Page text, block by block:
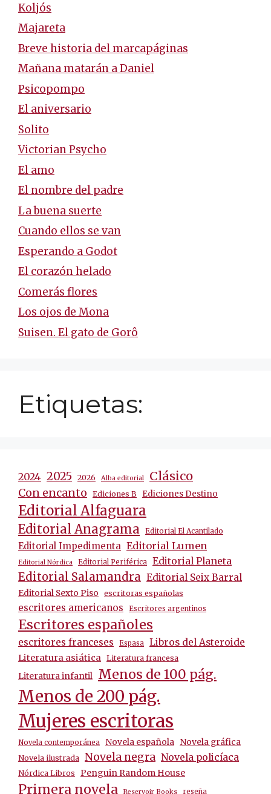
Koljós
Majareta
Breve historia del marcapáginas
Mañana matarán a Daniel
Psicopompo
El aniversario
Solito
Victorian Psycho
El amo
El nombre del padre
La buena suerte
Cuando ellos se van
Esperando a Godot
El corazón helado
Comerás flores
Los ojos de Mona
Suisen. El gato de Gorô
Etiquetas:
2024 2025 2026 Alba editorial Clásico
Con encanto Ediciones B Ediciones Destino
Editorial Alfaguara
Editorial Anagrama Editorial El Acantilado
Editorial Impedimenta Editorial Lumen
Editorial Nórdica Editorial Periférica Editorial Planeta
Editorial Salamandra Editorial Seix Barral
Editorial Sexto Piso escritoras españolas
escritores americanos Escritores argentinos
Escritores españoles
escritores franceses Espasa Libros del Asteroide
Literatura asiática Literatura francesa
Literatura infantil Menos de 100 pág.
Menos de 200 pág.
Mujeres escritoras
Novela contemporánea Novela española Novela gráfica
Novela ilustrada Novela negra Novela policíaca
Nórdica Libros Penguin Random House
Primera novela Reservoir Books reseña